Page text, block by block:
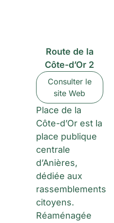
Place de la
Côte-d’Or est la
place publique
centrale
d’Anières,
dédiée aux
rassemblements
citoyens.
Réaménagée
Route de la
Côte-d’Or 2
Consulter le
site Web